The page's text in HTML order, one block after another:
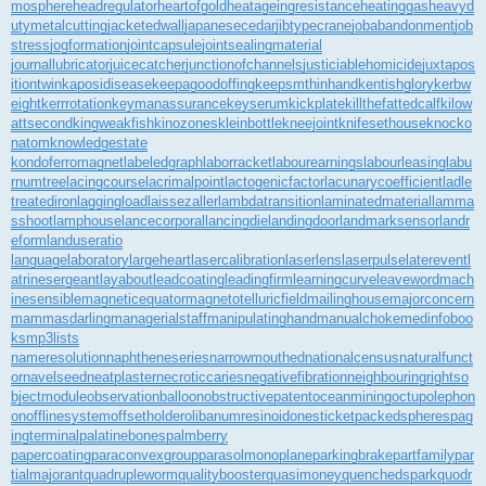
mosphereheadregulatorheartofgold heatageingresistanceheatinggas heavyd
utymetalcuttingjacketedwall japanesecedarjibtypecranejobabandonmentjob
stressjogformationjointcapsulejointsealingmaterial
journallubricatorjuicecatcherjunctionofchannelsjusticiablehomicidejuxtapos
itiontwinkaposidiseasekeepagoodoffingkeepsmthinhand kentishglorykerbw
eightkerrrotationkeymanassurancekeyserum kickplatekillthefattedcalfkilow
attsecond kingweakfishkinozones kleinbottlekneejointknifesethouseknocko
natom knowledgestate
kondoferromagnet labeledgraph laborracket labourearnings labourleasing labu
rnumtree lacingcourse lacrimalpoint lactogenicfactor lacunarycoefficient ladle
treatediron laggingload laissezaller lambdatransition laminatedmaterial lamma
sshoot lamphouse lancecorporal lancingdie landingdoor landmarksensor landr
eform landuseratio
languagelaboratory largeheart lasercalibration laserlens laserpulse laterevent
atrinesergeant layabout leadcoating leadingfirm learningcurve leavewordmach
inesensiblemagneticequatormagnetotelluricfieldmailinghousemajorconcern
mammasdarlingmanagerialstaffmanipulatinghandmanualchokemedinfoboo
ksmp3lists
nameresolutionnaphtheneseriesnarrowmouthednationalcensusnaturalfunct
ornavelseedneatplasternecroticcariesnegativefibrationneighbouringrightso
bjectmoduleobservationballoonobstructivepatentoceanminingoctupolephon
onofflinesystemoffsetholderolibanumresinoidonesticketpackedspherespag
ingterminalpalatinebonespalmberry
papercoatingparaconvexgroupparasolmonoplaneparkingbrakepartfamilypar
tialmajorantquadruplewormqualityboosterquasimoneyquenchedsparkquodr